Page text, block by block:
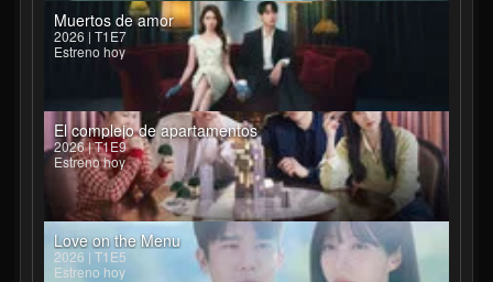
Muertos de amor
2026 | T1E7
Estreno hoy
El complejo de apartamentos
2026 | T1E9
Estreno hoy
Love on the Menu
2026 | T1E5
Estreno hoy